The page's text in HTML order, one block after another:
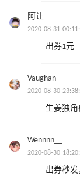
阿让
2020-08-31
出券1元
Vaughan
2020-08-30
生姜独角
Wennnn__
2020-08-30
出券秒